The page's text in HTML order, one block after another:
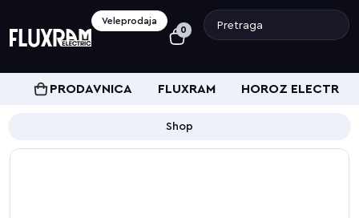
Veleprodaja
0
PRODAVNICA FLUXRAM HOROZ ELECTRIC
Shop